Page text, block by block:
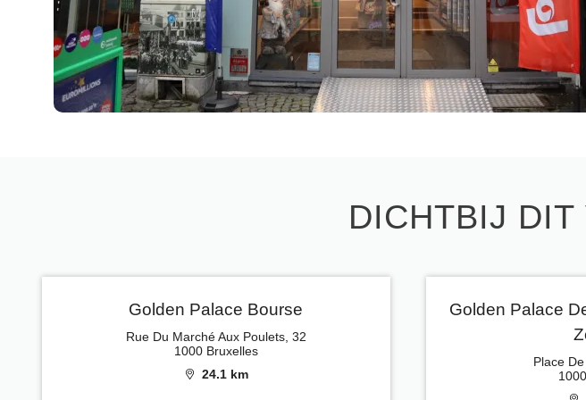
DICHTBIJ
Golden Palace Bourse
Rue Du Marché Aux Poulets, 32
1000 Bruxelles
24.1 km
Golden Palace
Place